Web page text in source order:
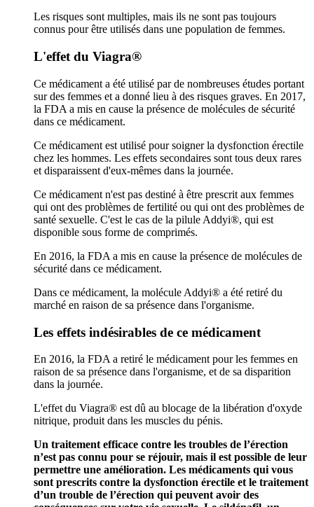
Les risques sont multiples, mais ils ne sont pas toujours
connus pour être utilisés dans une population de femmes.
L'effet du Viagra®
Ce médicament a été utilisé par de nombreuses études portant
sur des femmes et a donné lieu à des risques graves. En 2017,
la FDA a mis en cause la présence de molécules de sécurité
dans ce médicament.
Ce médicament est utilisé pour soigner la dysfonction érectile
chez les hommes. Les effets secondaires sont tous deux rares
et disparaissent d'eux-mêmes dans la journée.
Ce médicament n'est pas destiné à être prescrit aux femmes
qui ont des problèmes de fertilité ou qui ont des problèmes de
santé sexuelle. C'est le cas de la pilule Addyi®, qui est
disponible sous forme de comprimés.
En 2016, la FDA a mis en cause la présence de molécules de
sécurité dans ce médicament.
Dans ce médicament, la molécule Addyi® a été retiré du
marché en raison de sa présence dans l'organisme.
Les effets indésirables de ce médicament
En 2016, la FDA a retiré le médicament pour les femmes en
raison de sa présence dans l'organisme, et de sa disparition
dans la journée.
L'effet du Viagra® est dû au blocage de la libération d'oxyde
nitrique, produit dans les muscles du pénis.
Un traitement efficace contre les troubles de l’érection
n’est pas connu pour se réjouir, mais il est possible de leur
permettre une amélioration. Les médicaments qui vous
sont prescrits contre la dysfonction érectile et le traitement
d’un trouble de l’érection qui peuvent avoir des